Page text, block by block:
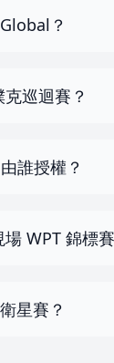
？
巡迴賽？
誰授權？
WPT 錦標
星賽？